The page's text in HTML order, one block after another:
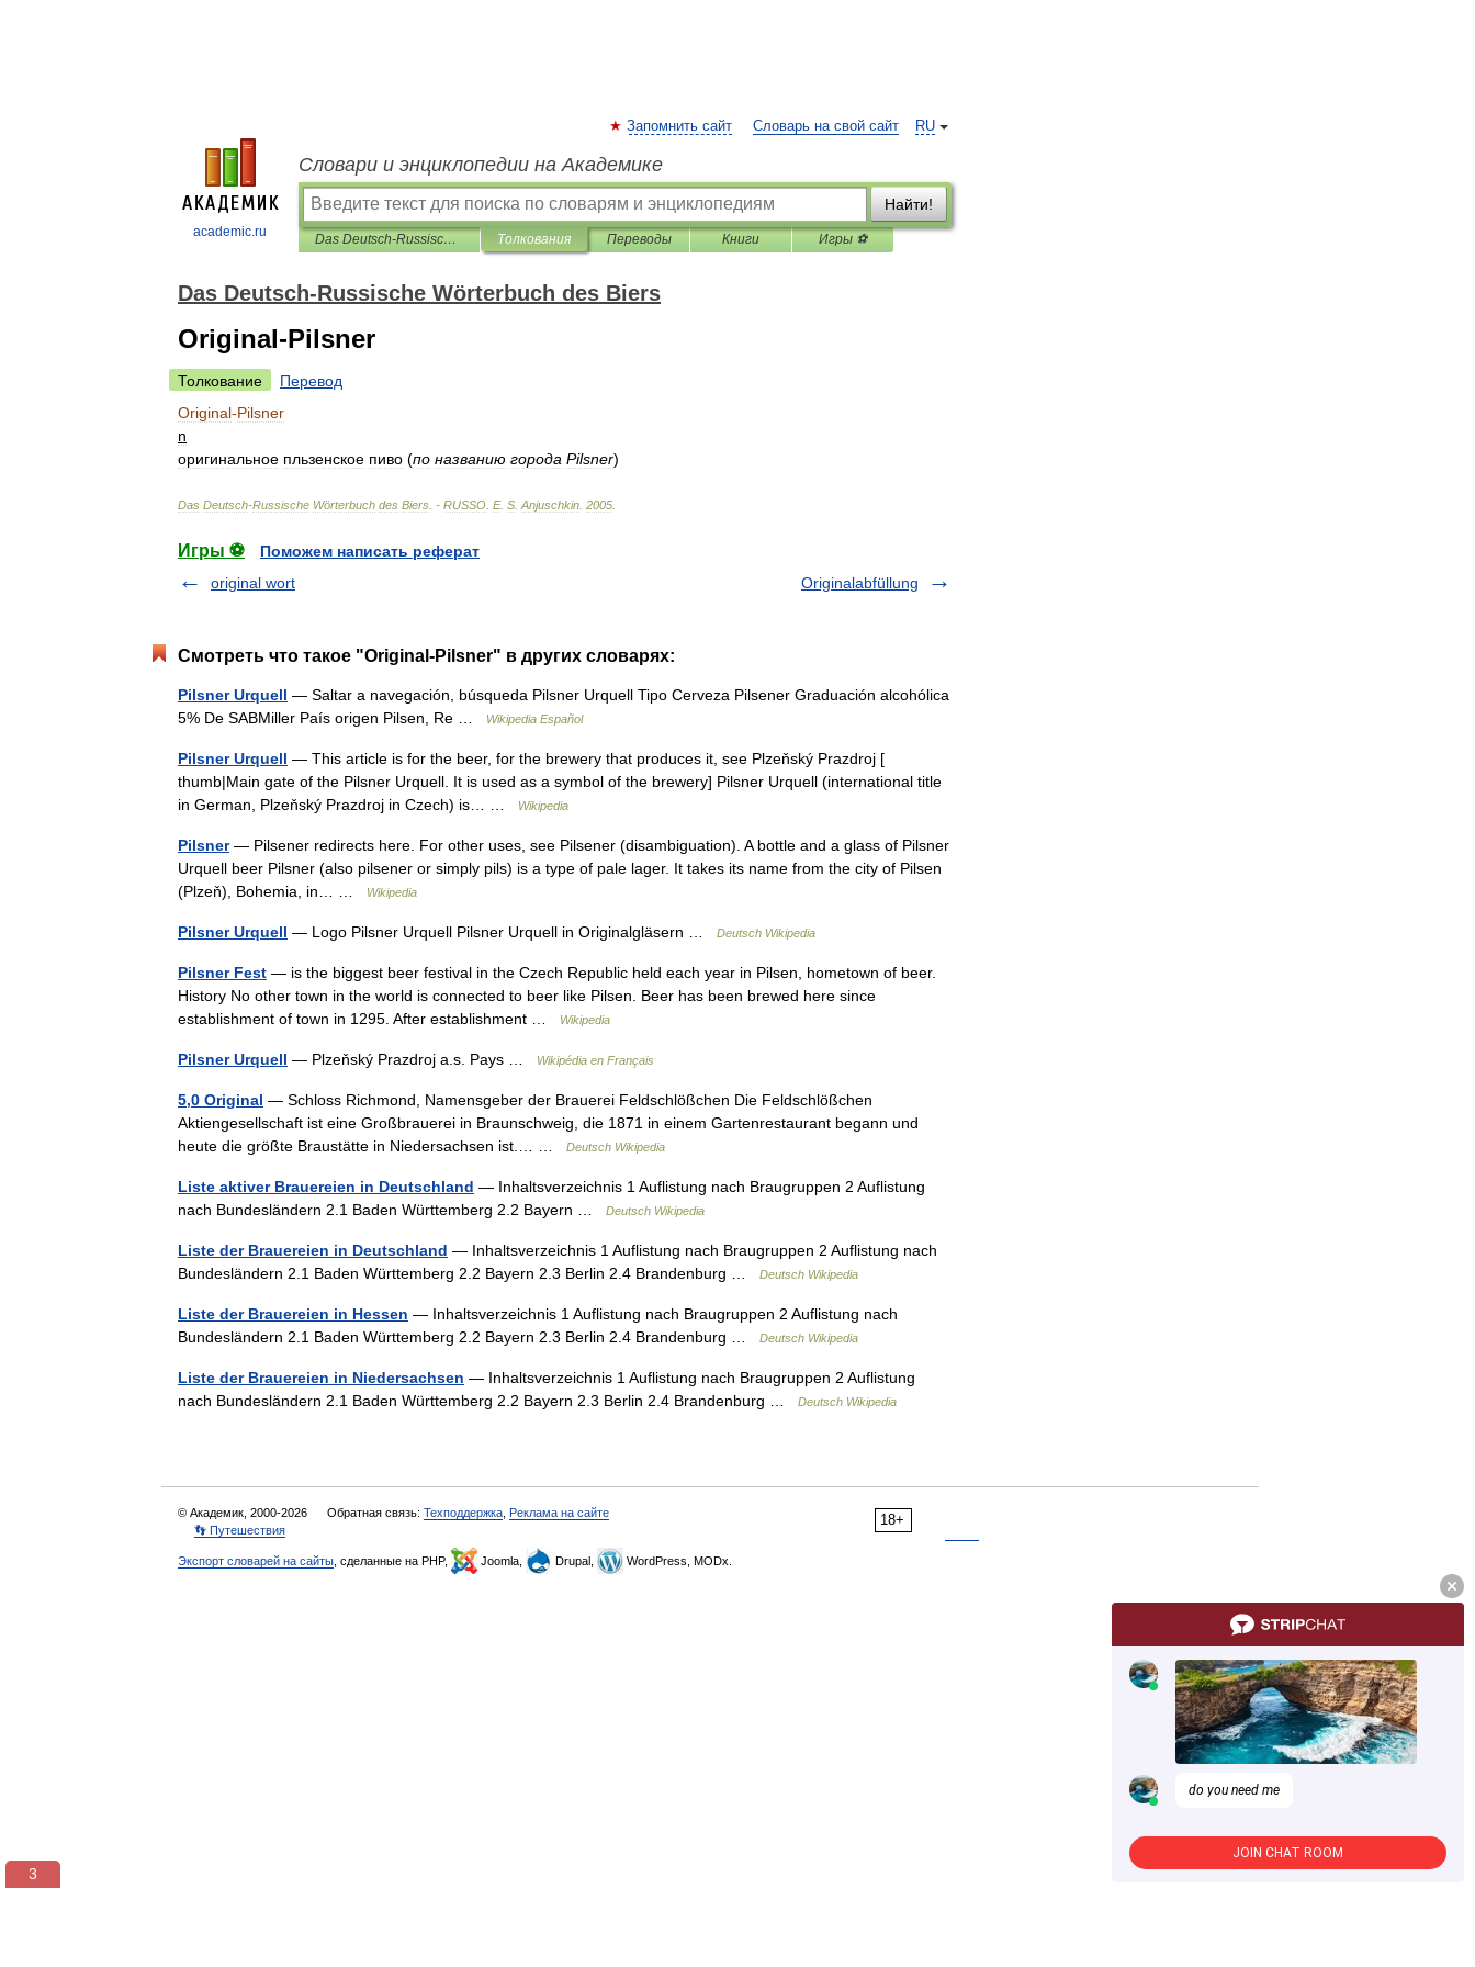
academic.ru
RU
Запомнить сайт Словарь на свой сайт
Словари и энциклопедии на Академике
Найти!
Das Deutsch-Russische Wörterbuch des Biers Толкования Переводы Книги Игры ⚽
Das Deutsch-Russische Wörterbuch des Biers
Original-Pilsner
Толкование
Перевод
Original-Pilsner
n
оригинальное пльзенское пиво (по названию города Pilsner)
Das Deutsch-Russische Wörterbuch des Biers . - RUSSO E. S Anjuschkin 2005
Игры ⚽
Поможем написать реферат
original wort
Originalabfüllung
Смотреть что такое "Original-Pilsner" в других словарях:
Pilsner Urquell — Saltar a navegación, búsqueda Pilsner Urquell Tipo Cerveza Pilsener Graduación alcohólica
5% De SABMiller País origen Pilsen, Re …
Wikipedia Español
Pilsner Urquell — This article is for the beer, for the brewery that produces it, see Plzeňský Prazdroj [
thumb|Main gate of the Pilsner Urquell. It is used as a symbol of the brewery] Pilsner Urquell (international title
in German, Plzeňský Prazdroj in Czech) is… …
Wikipedia
Pilsner— Pilsener redirects here. For other uses, see Pilsener (disambiguation). A bottle and a glass of Pilsner
Urquell beer Pilsner (also pilsener or simply pils) is a type of pale lager. It takes its name from the city of Pilsen
(Plzeň), Bohemia, in… …
Wikipedia
Pilsner Urquell — Logo Pilsner Urquell Pilsner Urquell in Originalgläsern … Deutsch Wikipedia
Pilsner Fest — is the biggest beer festival in the Czech Republic held each year in Pilsen, hometown of beer.
History No other town in the world is connected to beer like Pilsen. Beer has been brewed here since
establishment of town in 1295. After establishment …
Wikipedia
Pilsner Urquell — Plzeňský Prazdroj a.s. Pays … Wikipédia en Français
5,0 Original — Schloss Richmond, Namensgeber der Brauerei Feldschlößchen Die Feldschlößchen
Aktiengesellschaft ist eine Großbrauerei in Braunschweig, die 1871 in einem Gartenrestaurant begann und
heute die größte Braustätte in Niedersachsen ist.… …
Deutsch Wikipedia
Liste aktiver Brauereien in Deutschland — Inhaltsverzeichnis 1 Auflistung nach Braugruppen 2 Auflistung
nach Bundesländern 2.1 Baden Württemberg 2.2 Bayern …
Deutsch Wikipedia
Liste der Brauereien in Deutschland — Inhaltsverzeichnis 1 Auflistung nach Braugruppen 2 Auflistung nach
Bundesländern 2.1 Baden Württemberg 2.2 Bayern 2.3 Berlin 2.4 Brandenburg …
Deutsch Wikipedia
Liste der Brauereien in Hessen — Inhaltsverzeichnis 1 Auflistung nach Braugruppen 2 Auflistung nach
Bundesländern 2.1 Baden Württemberg 2.2 Bayern 2.3 Berlin 2.4 Brandenburg …
Deutsch Wikipedia
Liste der Brauereien in Niedersachsen — Inhaltsverzeichnis 1 Auflistung nach Braugruppen 2 Auflistung
nach Bundesländern 2.1 Baden Württemberg 2.2 Bayern 2.3 Berlin 2.4 Brandenburg …
Deutsch Wikipedia
18+
© Академик, 2000-2026 Обратная связь: Техподдержка Реклама на сайте
👣 Путешествия
Экспорт словарей на сайты , сделанные на PHP, Joomla, Drupal, WordPress, MODx.
3